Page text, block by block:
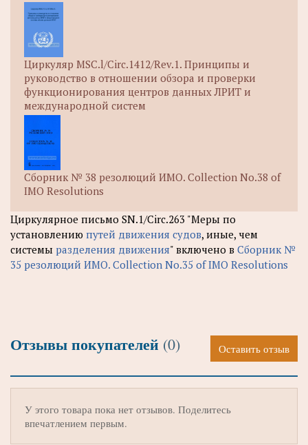
Циркуляр MSC.l/Circ.1412/Rev.1. Принципы и
руководство в отношении обзора и проверки
функционирования центров данных ЛРИТ и
международной систем
Сборник № 38 резолюций ИМО. Collection No.38 of
IMO Resolutions
Циркулярное письмо SN.1/Circ.263 "Меры по
установлению путей движения судов, иные, чем
системы разделения движения" включено в Сборник №
35 резолюций ИМО. Collection No.35 of IMO Resolutions
Отзывы покупателей (0) Оставить отзыв
У этого товара пока нет отзывов. Поделитесь
впечатлением первым.